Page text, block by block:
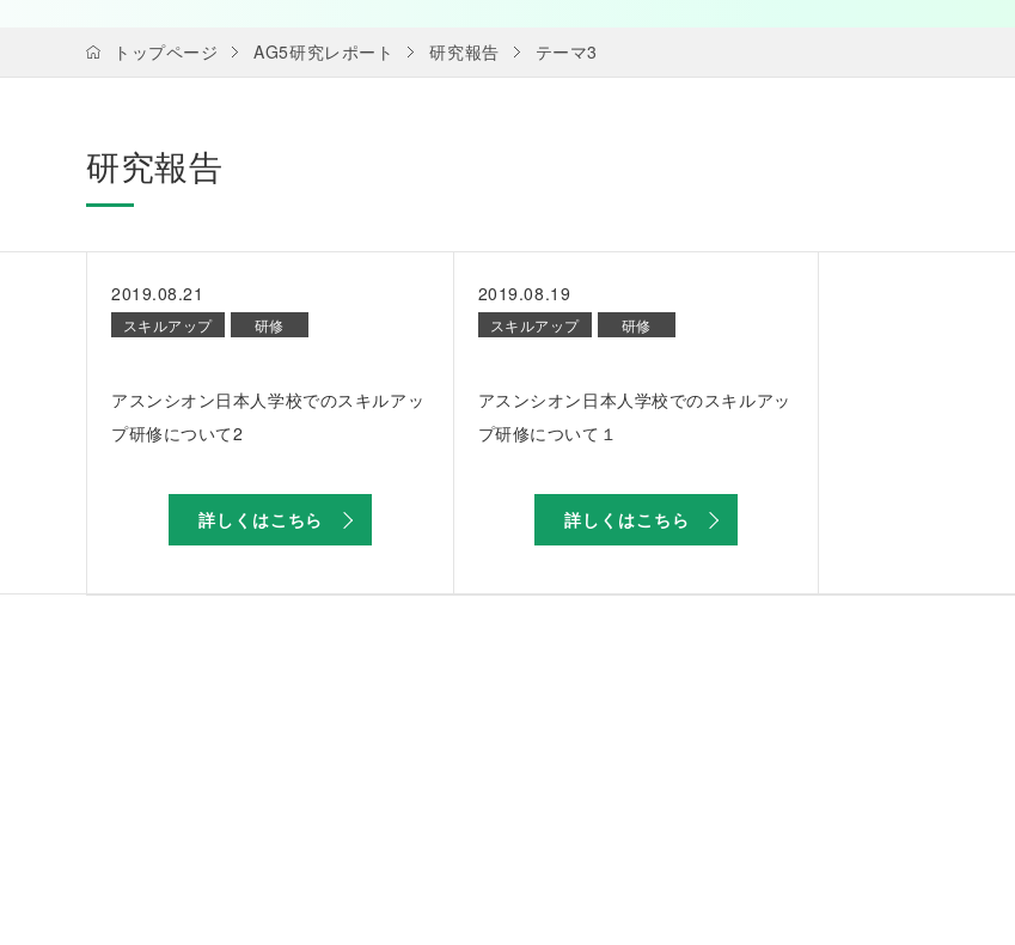
トップページ AG5研究レポート 研究報告 テーマ3
研究報告
2019.08.21
スキルアップ 研修
アスンシオン日本人学校でのスキルアッ
プ研修について2
詳しくはこちら
2019.08.19
スキルアップ 研修
アスンシオン日本人学校でのスキルアッ
プ研修について１
詳しくはこちら